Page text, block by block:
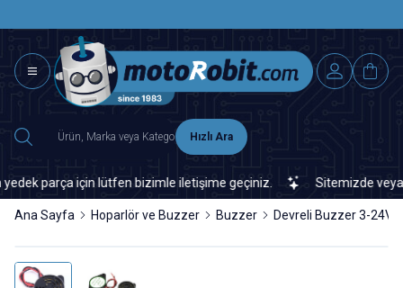
Hızlı Ara
parça için lütfen bizimle iletişime geçiniz. Sitemizde veya
Ana Sayfa Hoparlör ve Buzzer Buzzer Devreli Buzzer 3-24V